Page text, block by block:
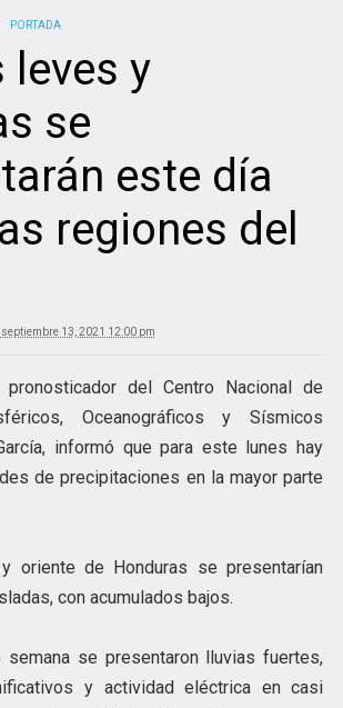
PORTADA
leves y
se
este día
regiones del
septiembre 13, 2021 12:00 pm
del Centro Nacional de
Oceanográficos y Sísmicos
informó que para este lunes hay
de precipitaciones en la mayor parte
oriente de Honduras se presentarían
con acumulados bajos.
semana se presentaron lluvias fuertes,
y actividad eléctrica en casi